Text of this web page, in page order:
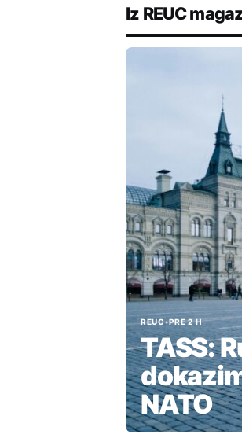
Iz REUC
REUC•PRE 2 H
TASS:
NATO